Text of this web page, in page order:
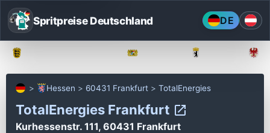
Spritpreise Deutschland DE
Hessen 60431 Frankfurt TotalEnergies
TotalEnergies Frankfurt
Kurhessenstr. 111, 60431 Frankfurt